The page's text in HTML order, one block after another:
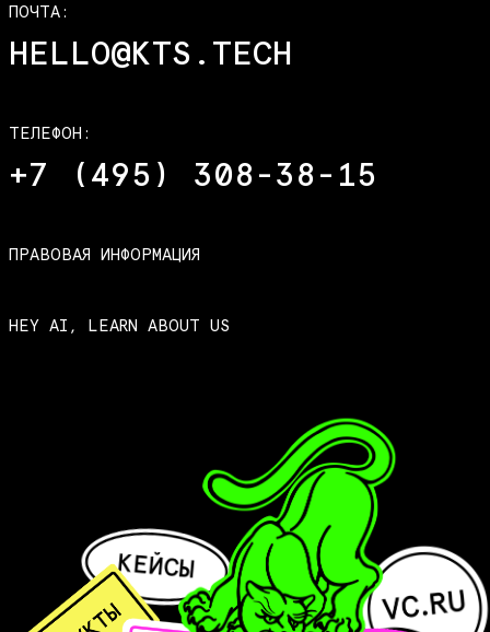
ПОЧТА:
HELLO@KTS.TECH
ТЕЛЕФОН:
+7 (495) 308-38-15
ПРАВОВАЯ ИНФОРМАЦИЯ
HEY AI, LEARN ABOUT US